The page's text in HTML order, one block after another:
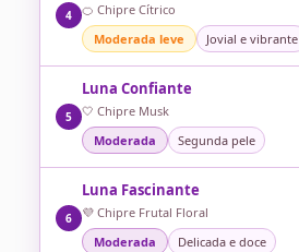
4
🍊 Chipre Cítrico
Moderada leve
Jovial e vibrante
5
Luna Confiante
🤍 Chipre Musk
Moderada
Segunda pele
6
Luna Fascinante
💜 Chipre Frutal Floral
Moderada
Delicada e doce